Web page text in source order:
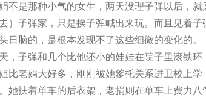
种小气的女生，两天没理子弹以后，就又
）子弹家，只是挨子弹喊出来玩。而且见着
日脑的，是根本发现不了这些细微的变化的。
和几个比他还小的娃娃在院子里滚铁环，
比老娟大好多，刚刚被她爹托关系进卫校上
她扶着单车的后衣架，老捐则在单车上费力